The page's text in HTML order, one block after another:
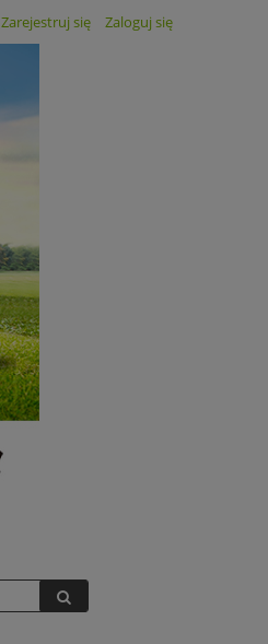
Zarejestruj się Zaloguj się